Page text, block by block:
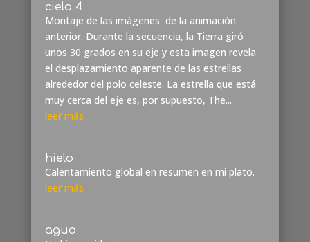
cielo 4
Montaje de las imágenes de la animación
anterior. Durante la secuencia, la Tierra giró
unos 30 grados en su eje y esta imagen revela
el desplazamiento aparente de las estrellas
alrededor del polo celeste. La estrella que está
muy cerca del eje es, por supuesto, The...
leer más
hielo
Calentamiento global en resumen en mi plato.
leer más
agua